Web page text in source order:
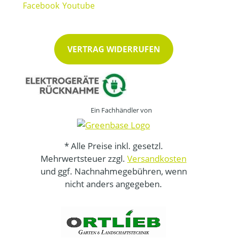
VERTRAG WIDERRUFEN
Ein Fachhändler von
* Alle Preise inkl. gesetzl.
Mehrwertsteuer zzgl. Versandkosten
und ggf. Nachnahmegebühren, wenn
nicht anders angegeben.